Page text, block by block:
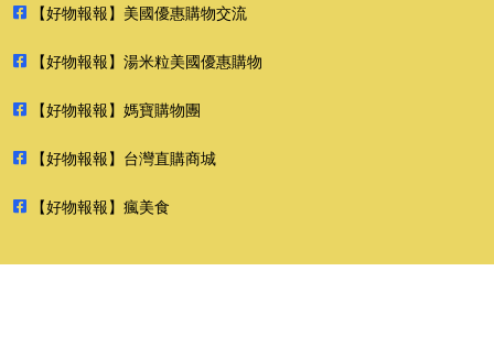
【好物報報】美國優惠購物交流
【好物報報】湯米粒美國優惠購物
【好物報報】媽寶購物團
【好物報報】台灣直購商城
【好物報報】瘋美食